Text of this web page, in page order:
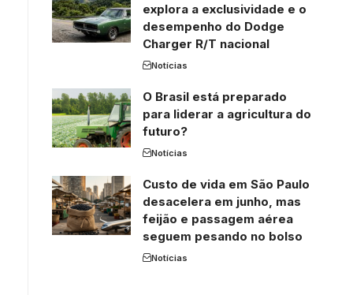
explora a exclusividade e o
desempenho do Dodge
Charger R/T nacional
Notícias
O Brasil está preparado
para liderar a agricultura do
futuro?
Notícias
Custo de vida em São Paulo
desacelera em junho, mas
feijão e passagem aérea
seguem pesando no bolso
Notícias